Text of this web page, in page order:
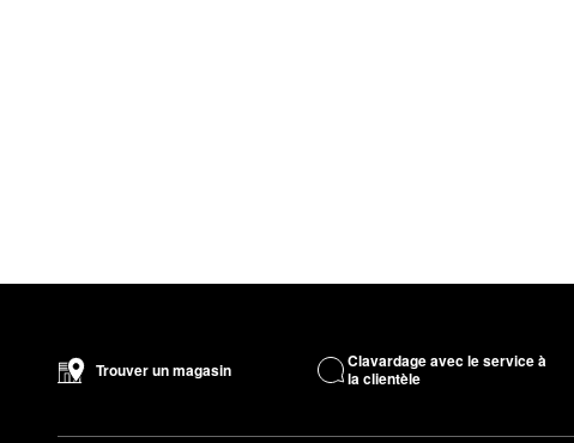
Trouver un magasin
Clavardage avec le service à
la clientèle